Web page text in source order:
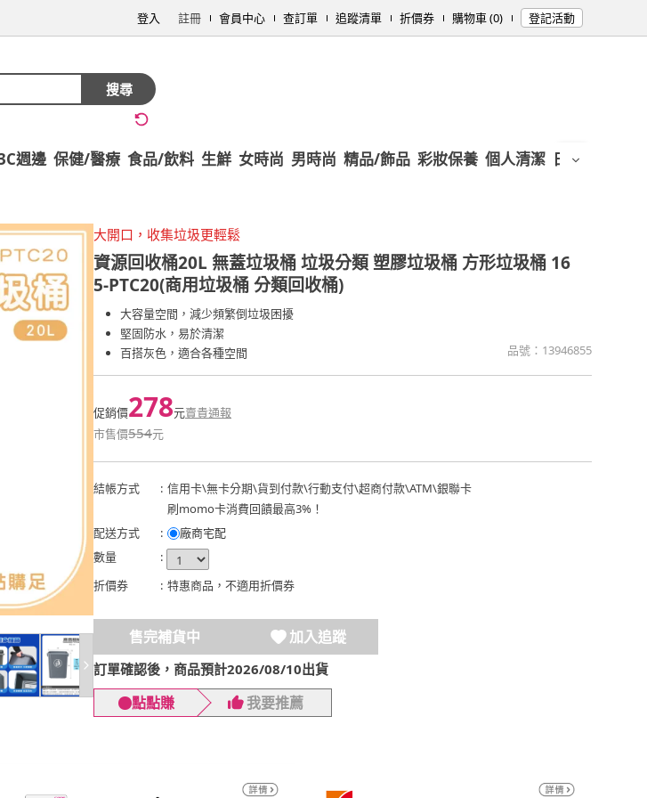
登入 註冊 會員中心 查訂單 追蹤清單 折價券 購物車 (0) 登記活動
搜尋
週邊 保健/醫療 食品/飲料 生鮮 女時尚 男時尚 精品/飾品 彩妝保養 個人清潔 日用/紙品
大開口，收集垃圾更輕鬆
資源回收桶20L 無蓋垃圾桶 垃圾分類 塑膠垃圾桶 方形垃圾桶 16
5-PTC20(商用垃圾桶 分類回收桶)
大容量空間，減少頻繁倒垃圾困擾
堅固防水，易於清潔
百搭灰色，適合各種空間
品號： 13946855
促銷價278元賣貴通報
市售價554元
結帳方式 : 信用卡\無卡分期\貨到付款\行動支付\超商付款\ATM\銀聯卡
刷momo卡消費回饋最高3%！
配送方式
:
廠商宅配
數量
:
折價券
: 特惠商品，不適用折價券
售完補貨中 加入追蹤
訂單確認後，商品預計2026/08/10出貨
點點賺 我要推薦